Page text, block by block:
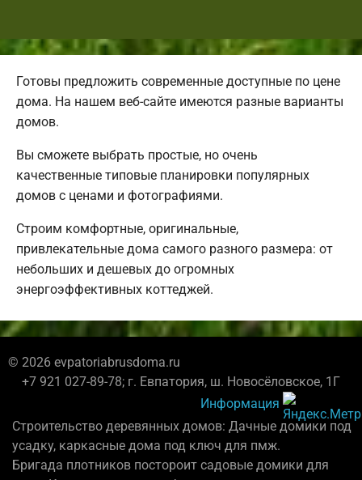
Готовы предложить современные доступные по цене
дома. На нашем веб-сайте имеются разные варианты
домов.
Вы сможете выбрать простые, но очень
качественные типовые планировки популярных
домов с ценами и фотографиями.
Строим комфортные, оригинальные,
привлекательные дома самого разного размера: от
небольших и дешевых до огромных
энергоэффективных коттеджей.
© 2026 evpatoriabrusdoma.ru
+7 921 027-89-78; г. Евпатория, ш. Новосёловское, 1Г
Информация
Строительство деревянных домов: Дачные домики под
усадку, каркасные дома под ключ для пмж.
Бригада плотников постороит садовые домики для